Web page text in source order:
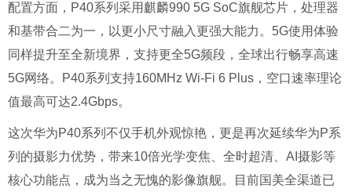
配置方面，P40系列采用麒麟990 5G SoC旗舰芯片，处理器
和基带合二为一，以更小尺寸融入更强大能力。5G使用体验
同样提升至全新境界，支持更全5G频段，全球出行畅享高速
5G网络。P40系列支持160MHz Wi-Fi 6 Plus，空口速率理论
值最高可达2.4Gbps。
这次华为P40系列不仅手机外观惊艳，更是再次延续华为P系
列的摄影力优势，带来10倍光学变焦、全时超清、AI摄影等
核心功能点，成为当之无愧的影像旗舰。目前国美全渠道已